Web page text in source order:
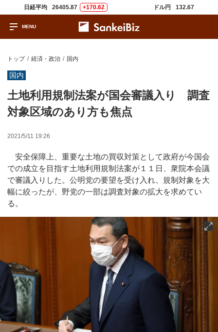
日経平均 26405.87 +170.62 ドル円 132.67
トップ 経済・政治 国内
国内
土地利用規制法案が国会審議入り 調査
対象区域のあり方も焦点
2021/5/11 19:26
安全保障上、重要な土地の買収対策として政府が今国会
での成立を目指す土地利用規制法案が１１日、衆院本会議
で審議入りした。公明党の要望を受け入れ、規制対象を大
幅に絞ったが、野党の一部は調査対象の拡大を求めてい
る。